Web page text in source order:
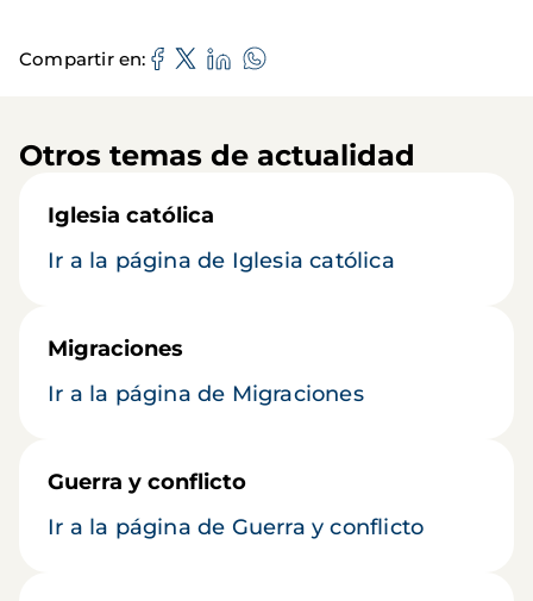
Compartir en
Otros temas de actualidad
Iglesia católica
Ir a la página de Iglesia católica
Migraciones
Ir a la página de Migraciones
Guerra y conflicto
Ir a la página de Guerra y conflicto